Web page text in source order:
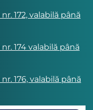
nr. 172, valabilă până
nr. 174 valabilă până
nr. 176, valabilă până